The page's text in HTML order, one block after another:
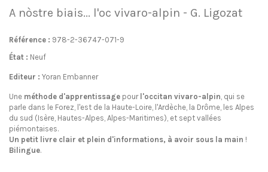
A nòstre biais... l'oc vivaro-alpin - G. Ligozat
Référence : 978-2-36747-071-9
État : Neuf
Editeur : Yoran Embanner
Une méthode d'apprentissage pour l'occitan vivaro-alpin, qui se
parle dans le Forez, l'est de la Haute-Loire, l'Ardèche, la Drôme, les Alpes
du sud (Isère, Hautes-Alpes, Alpes-Maritimes), et sept vallées
piémontaises.
Un petit livre clair et plein d'informations, à avoir sous la main !
Bilingue.